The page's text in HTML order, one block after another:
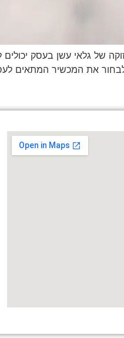
של גלאי עשן בעסק יכולים
את המכשיר המתאים